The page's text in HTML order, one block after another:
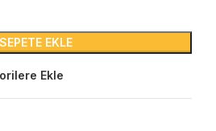
SEPETE EKLE
Ekle